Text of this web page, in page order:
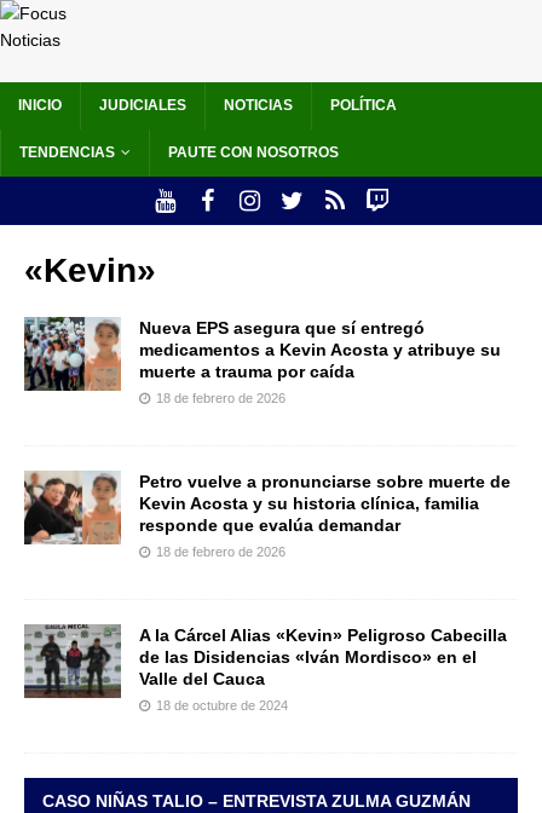
INICIO JUDICIALES NOTICIAS POLÍTICA
TENDENCIAS PAUTE CON NOSOTROS
«Kevin»
Nueva EPS asegura que sí entregó
medicamentos a Kevin Acosta y atribuye su
muerte a trauma por caída
18 de febrero de 2026
Petro vuelve a pronunciarse sobre muerte de
Kevin Acosta y su historia clínica, familia
responde que evalúa demandar
18 de febrero de 2026
A la Cárcel Alias «Kevin» Peligroso Cabecilla
de las Disidencias «Iván Mordisco» en el
Valle del Cauca
18 de octubre de 2024
CASO NIÑAS TALIO – ENTREVISTA ZULMA GUZMÁN